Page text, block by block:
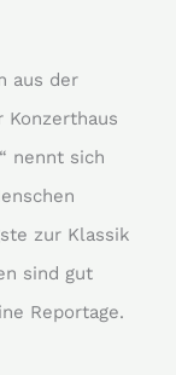
aus der
Konzerthaus
nennt sich
zur Klassik
sind gut
Reportage.